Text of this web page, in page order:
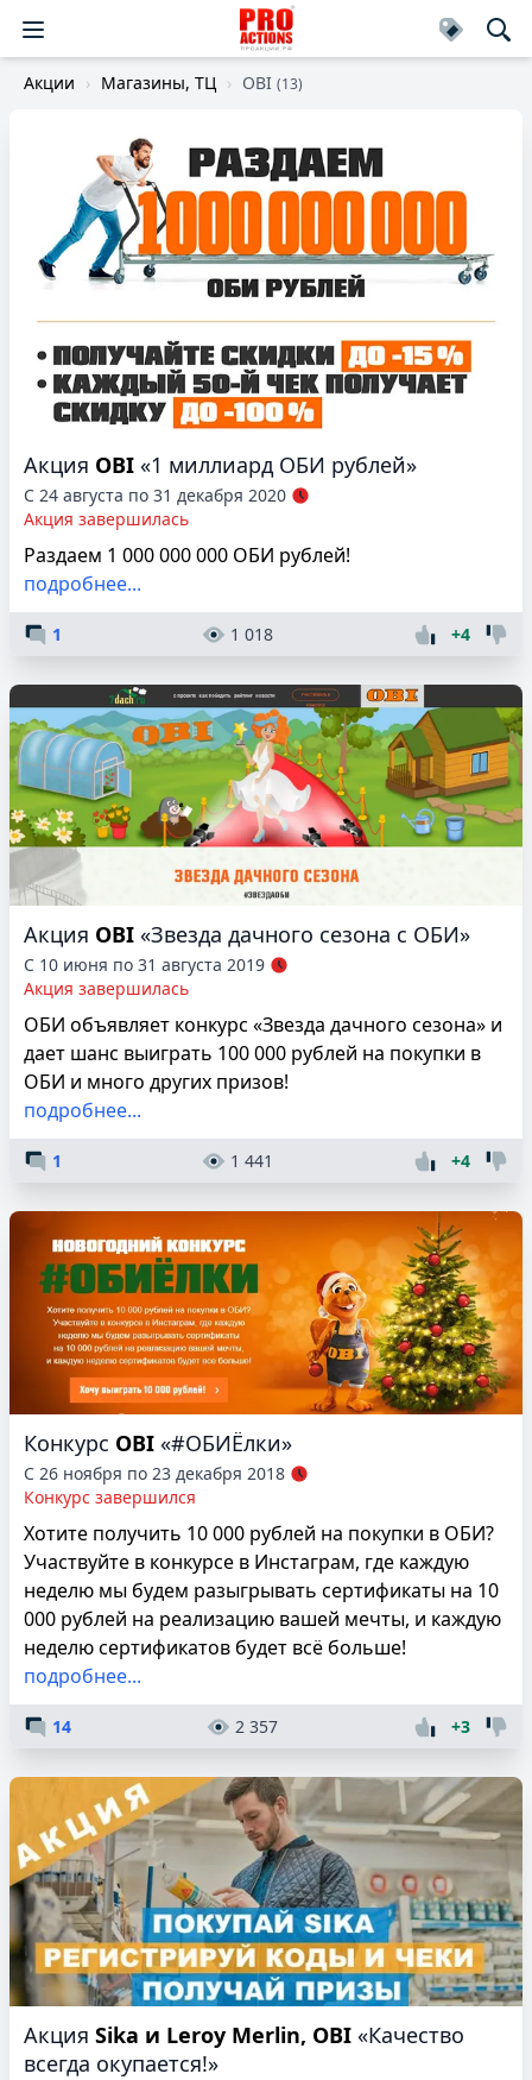
Акции Магазины, ТЦ OBI (13)
Акция OBI «1 миллиард ОБИ рублей»
С 24 августа по 31 декабря 2020
Акция завершилась
Раздаем 1 000 000 000 ОБИ рублей!
подробнее...
1 1 018 +4
Акция OBI «Звезда дачного сезона c ОБИ»
С 10 июня по 31 августа 2019
Акция завершилась
ОБИ объявляет конкурс «Звезда дачного сезона» и
дает шанс выиграть 100 000 рублей на покупки в
ОБИ и много других призов!
подробнее...
1 1 441 +4
Конкурс OBI «#ОБИЁлки»
С 26 ноября по 23 декабря 2018
Конкурс завершился
Хотите получить 10 000 рублей на покупки в ОБИ?
Участвуйте в конкурсе в Инстаграм, где каждую
неделю мы будем разыгрывать сертификаты на 10
000 рублей на реализацию вашей мечты, и каждую
неделю сертификатов будет всё больше!
подробнее...
14 2 357 +3
Акция Sika и Leroy Merlin, OBI «Качество
всегда окупается!»